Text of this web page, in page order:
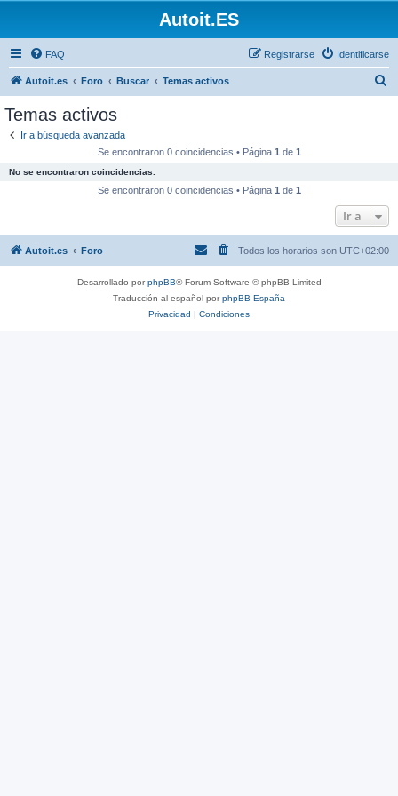
Autoit.ES
FAQ Identificarse
Registrarse
Autoit.es Foro Buscar Temas activos
Temas activos
Ir a búsqueda avanzada
Se encontraron 0 coincidencias • Página 1 de 1
No se encontraron coincidencias.
Se encontraron 0 coincidencias • Página 1 de 1
Ir a
Autoit.es Foro Todos los horarios son UTC+02:00
Desarrollado porphpBB® Forum Software © phpBB Limited
Traducción al español porphpBB España
Privacidad | Condiciones